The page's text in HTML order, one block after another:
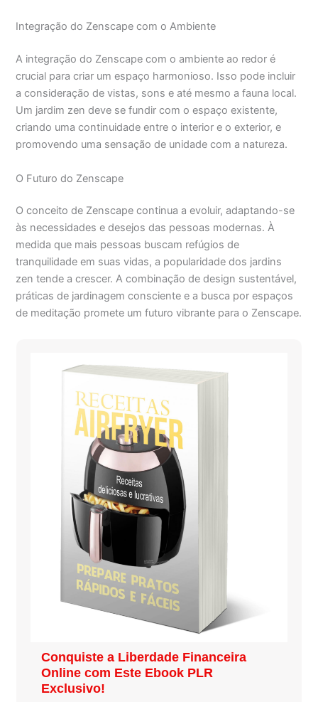
Integração do Zenscape com o Ambiente
A integração do Zenscape com o ambiente ao redor é
crucial para criar um espaço harmonioso. Isso pode incluir
a consideração de vistas, sons e até mesmo a fauna local.
Um jardim zen deve se fundir com o espaço existente,
criando uma continuidade entre o interior e o exterior, e
promovendo uma sensação de unidade com a natureza.
O Futuro do Zenscape
O conceito de Zenscape continua a evoluir, adaptando-se
às necessidades e desejos das pessoas modernas. À
medida que mais pessoas buscam refúgios de
tranquilidade em suas vidas, a popularidade dos jardins
zen tende a crescer. A combinação de design sustentável,
práticas de jardinagem consciente e a busca por espaços
de meditação promete um futuro vibrante para o Zenscape.
Conquiste a Liberdade Financeira
Online com Este Ebook PLR
Exclusivo!